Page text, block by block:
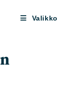
Valikko